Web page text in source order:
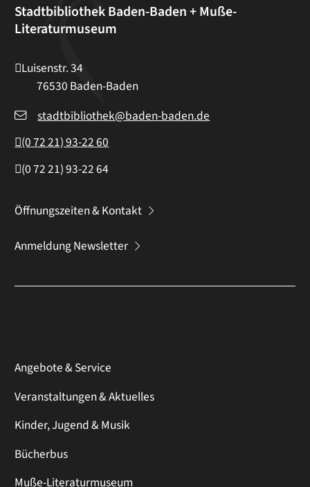
Stadtbibliothek Baden-Baden + Muße-
Literaturmuseum
Luisenstr. 34
76530 Baden-Baden
stadtbibliothek@baden-baden.de
(07221) 93-2260
(07221) 93-2264
Öffnungszeiten & Kontakt
Anmeldung Newsletter
Angebote & Service
Veranstaltungen & Aktuelles
Kinder, Jugend & Musik
Bücherbus
Muße-Literaturmuseum